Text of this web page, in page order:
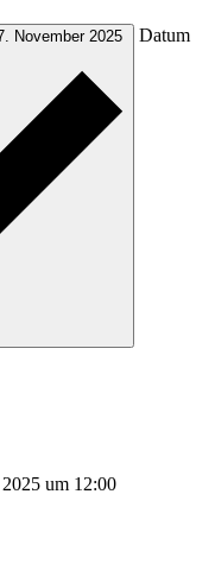
November 2025 Datum
um 12:00